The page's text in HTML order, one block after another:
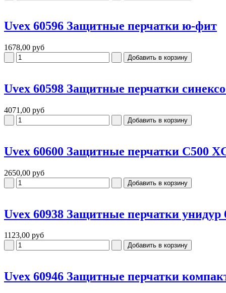
Uvex 60596 Защитные перчатки ю-фит
1678,00 руб
Uvex 60598 Защитные перчатки
4071,00 руб
Uvex 60600 Защитные перчатки C500
2650,00 руб
Uvex 60938 Защитные перчатки унидур
1123,00 руб
Uvex 60946 Защитные перчатки